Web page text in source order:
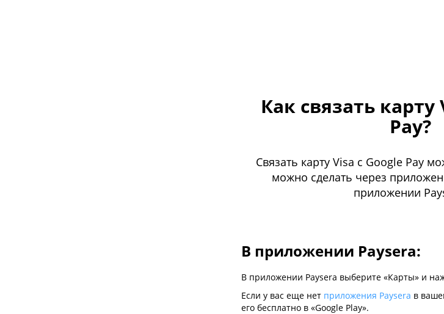
Как связать карту
Pay?
Связать карту Visa с Google Pay
можно сделать через
приложении
В приложении Paysera:
В приложении Paysera выберите «Карты» и
Если у вас еще нет приложения Paysera в
его бесплатно в «Google Play».